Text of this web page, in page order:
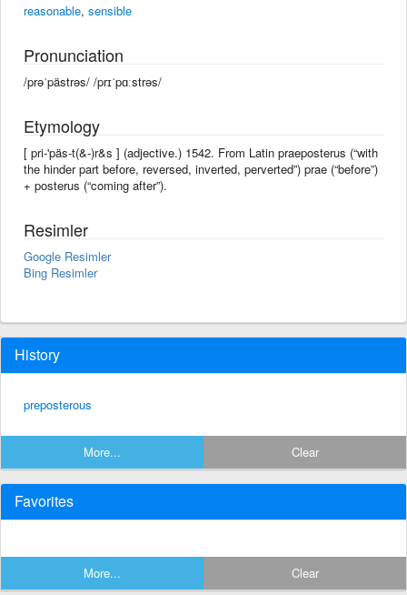
reasonable, sensible
Pronunciation
/prəˈpästrəs/ /prɪˈpɑːstrəs/
Etymology
[ pri-'päs-t(&-)r&s ] (adjective.) 1542. From Latin praeposterus (“with
the hinder part before, reversed, inverted, perverted”) prae (“before”)
+ posterus (“coming after”).
Resimler
Google Resimler
Bing Resimler
History
preposterous
More... Clear
Favorites
More... Clear